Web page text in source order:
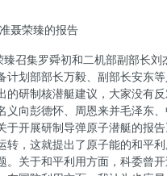
聂荣臻的报告
召集罗舜初和二机部副部长刘
计划部部长万毅、副部长安东
的研制核潜艇建议，大家没有反
义向彭德怀、周恩来并毛泽东
于开展研制导弹原子潜艇的报
转，这就提出了原子能的和平
。关于和平利用方面，科委曾